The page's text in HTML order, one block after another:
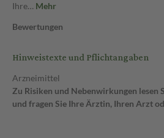
Ihre… Mehr
Bewertungen
Hinweistexte und Pflichtangaben
Arzneimittel
Zu Risiken und Nebenwirkungen lesen
und fragen Sie Ihre Ärztin, Ihren Arzt